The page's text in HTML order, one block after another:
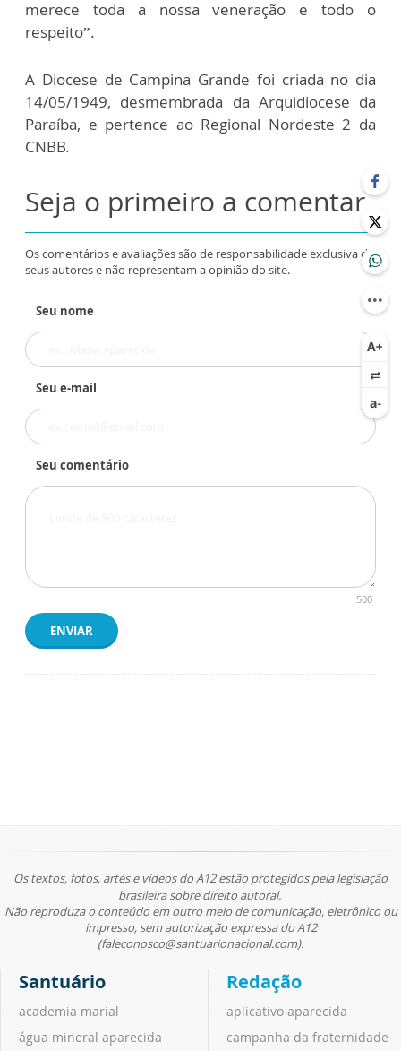
merece toda a nossa veneração e todo o
respeito”.
A Diocese de Campina Grande foi criada no dia
14/05/1949, desmembrada da Arquidiocese da
Paraíba, e pertence ao Regional Nordeste 2 da
CNBB.
Seja o primeiro a comentar
Os comentários e avaliações são de responsabilidade exclusiva de
seus autores e não representam a opinião do site.
Seu nome
Seu e-mail
Seu comentário
500
ENVIAR
Os textos, fotos, artes e vídeos do A12 estão protegidos pela legislação
brasileira sobre direito autoral.
Não reproduza o conteúdo em outro meio de comunicação, eletrônico ou
impresso, sem autorização expressa do A12
(faleconosco@santuarionacional.com).
Santuário
academia marial
água mineral aparecida
Redação
aplicativo aparecida
campanha da fraternidade